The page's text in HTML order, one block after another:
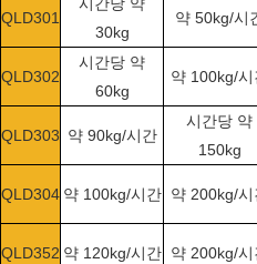
QLD301
시간당 약
30kg
약 50kg/시
QLD302
시간당 약
60kg
약 100kg/시
QLD303 약 90kg/시간
시간당 약
150kg
QLD304 약 100kg/시간 약 200kg/시
QLD352 약 120kg/시간 약 200kg/시